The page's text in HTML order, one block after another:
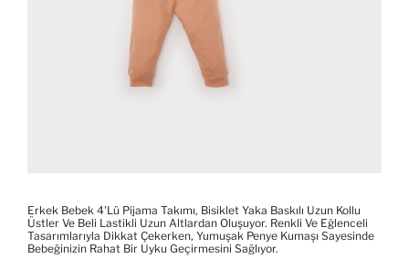
Erkek Bebek 4'lü Pijama Takımı, Bisiklet Yaka Baskılı Uzun Kollu
Üstler Ve Beli Lastikli Uzun Altlardan Oluşuyor. Renkli Ve Eğlenceli
Tasarımlarıyla Dikkat Çekerken, Yumuşak Penye Kumaşı Sayesinde
Bebeğinizin Rahat Bir Uyku Geçirmesini Sağlıyor.